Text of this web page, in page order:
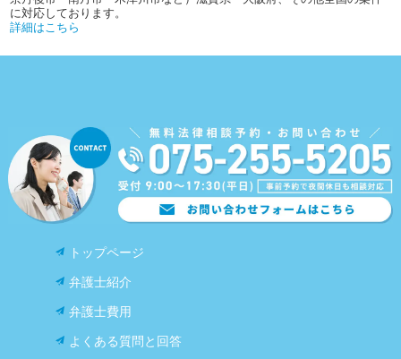
に対応しております。
詳細はこちら
トップページ
弁護士紹介
弁護士費用
よくある質問と回答